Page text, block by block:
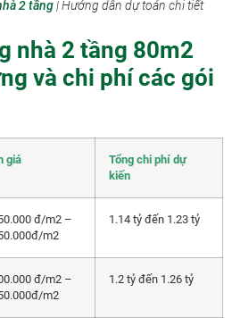
2 tầng| Hướng dẫn dự toán chi tiết
nhà 2 tầng 80m2
và chi phí các gói
giá
Tổng chi phí dự
kiến
đ/m2 –
m2
1.14 tỷ đến 1.23 tỷ
đ/m2 –
m2
1.2 tỷ đến 1.26 tỷ